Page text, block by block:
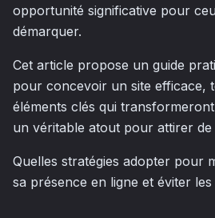
opportunité significative pour
démarquer.
Cet article propose un guide
pour concevoir un site efficace,
éléments clés qui
un véritable atout pour attirer
Quelles stratégies adopter pour
sa présence en ligne et éviter